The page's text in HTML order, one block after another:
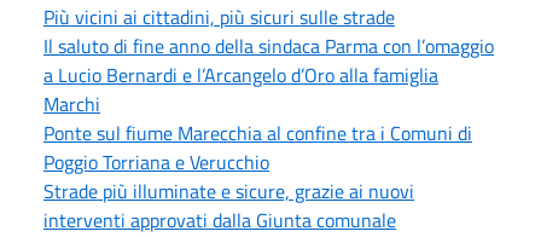
Più vicini ai cittadini, più sicuri sulle strade
Il saluto di fine anno della sindaca Parma con l’omaggio
a Lucio Bernardi e l’Arcangelo d’Oro alla famiglia
Marchi
Ponte sul fiume Marecchia al confine tra i Comuni di
Poggio Torriana e Verucchio
Strade più illuminate e sicure, grazie ai nuovi
interventi approvati dalla Giunta comunale